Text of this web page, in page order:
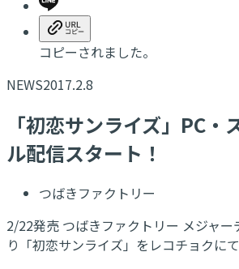
コピーされました。
NEWS2017.2.8
「初恋サンライズ」PC・
ル配信スタート！
つばきファクトリー
2/22発売 つばきファクトリー メジャー
り「初恋サンライズ」をレコチョクに